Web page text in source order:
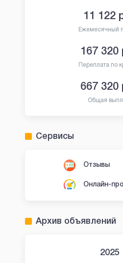
11 122
Ежемесячный
167 320
Переплата по
667 320
Общая
Сервисы
Отзывы
Онлайн-
Архив объявлений
2025